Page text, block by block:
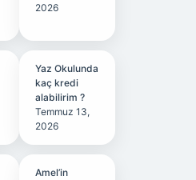
2026
Yaz Okulunda
kaç kredi
alabilirim ?
Temmuz 13,
2026
Amel’in